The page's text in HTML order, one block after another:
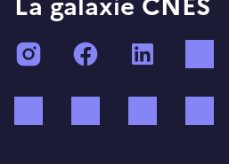
InstagramFacebook